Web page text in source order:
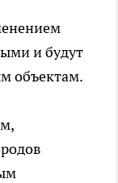
и будут
объектам.